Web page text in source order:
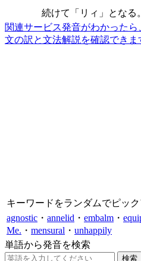
続けて「リィ」となる。
関連サービス発音がわかった
文の訳と文法解説を確認できま
キーワードをランダムでピッ
agnostic ・ annelid ・ embalm ・
Me. ・ mensural ・ unhappily
単語から発音を検索